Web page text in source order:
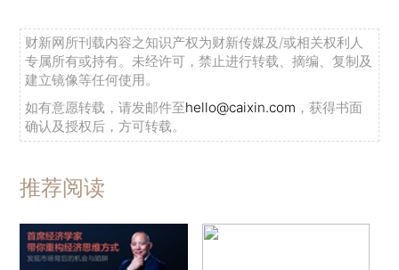
财新网所刊载内容之知识产权为财新传媒及/或相关权利人
专属所有或持有。未经许可，禁止进行转载、摘编、复制及
建立镜像等任何使用。
如有意愿转载，请发邮件至hello@caixin.com ，获得书面
确认及授权后，方可转载。
推荐阅读